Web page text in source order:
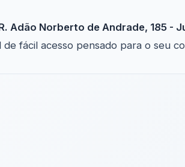
Adão Norberto de Andrade, 185 -
de fácil acesso pensado para o seu